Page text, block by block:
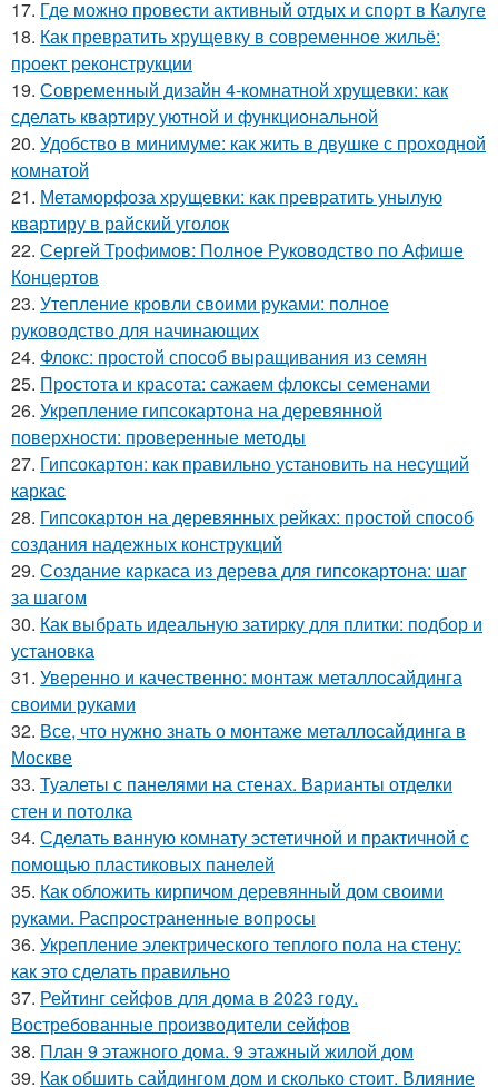
17. Где можно провести активный отдых и спорт в Калуге
18. Как превратить хрущевку в современное жильё:
проект реконструкции
19. Современный дизайн 4-комнатной хрущевки: как
сделать квартиру уютной и функциональной
20. Удобство в минимуме: как жить в двушке с проходной
комнатой
21. Метаморфоза хрущевки: как превратить унылую
квартиру в райский уголок
22. Сергей Трофимов: Полное Руководство по Афише
Концертов
23. Утепление кровли своими руками: полное
руководство для начинающих
24. Флокс: простой способ выращивания из семян
25. Простота и красота: сажаем флоксы семенами
26. Укрепление гипсокартона на деревянной
поверхности: проверенные методы
27. Гипсокартон: как правильно установить на несущий
каркас
28. Гипсокартон на деревянных рейках: простой способ
создания надежных конструкций
29. Создание каркаса из дерева для гипсокартона: шаг
за шагом
30. Как выбрать идеальную затирку для плитки: подбор и
установка
31. Уверенно и качественно: монтаж металлосайдинга
своими руками
32. Все, что нужно знать о монтаже металлосайдинга в
Москве
33. Туалеты с панелями на стенах. Варианты отделки
стен и потолка
34. Сделать ванную комнату эстетичной и практичной с
помощью пластиковых панелей
35. Как обложить кирпичом деревянный дом своими
руками. Распространенные вопросы
36. Укрепление электрического теплого пола на стену:
как это сделать правильно
37. Рейтинг сейфов для дома в 2023 году.
Востребованные производители сейфов
38. План 9 этажного дома. 9 этажный жилой дом
39. Как обшить сайдингом дом и сколько стоит. Влияние